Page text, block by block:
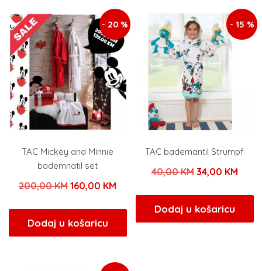
- 20 %
TAC Mickey and Minnie
bademnatil set
200,00KM Izvorna
bila
je:
160,00 KMTrenutna
160,00 KM.
Dodaj u košaricu
- 15 %
TAC bademantil Strumpf
40,00KM Izvorna
bila
je:
34,00 KM
Dodaj u košaricu